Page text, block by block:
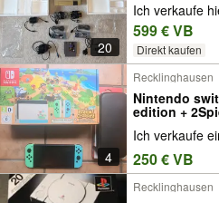
20
Ich verkaufe
599 € VB
Direkt kaufen
4
Recklinghausen
Nintendo
edition +
Ich verkaufe
250 € VB
Recklinghausen